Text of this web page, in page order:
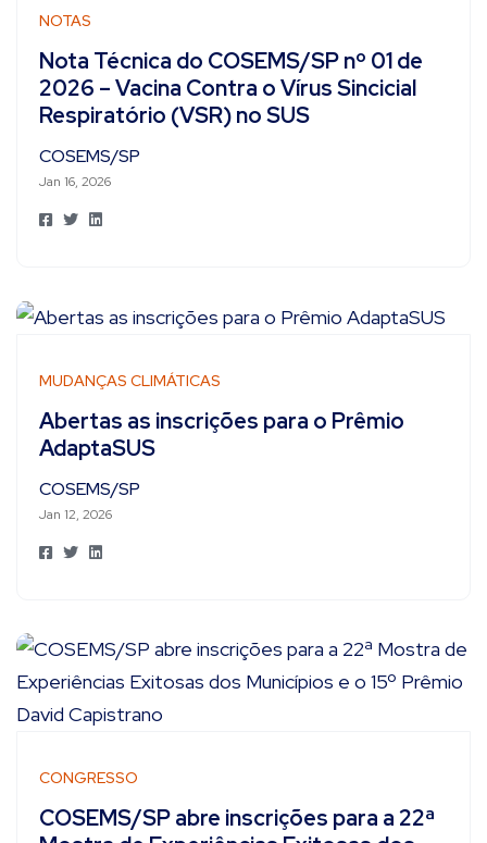
NOTAS
Nota Técnica do COSEMS/SP nº 01 de
2026 – Vacina Contra o Vírus Sincicial
Respiratório (VSR) no SUS
COSEMS/SP
Jan 16, 2026
MUDANÇAS CLIMÁTICAS
Abertas as inscrições para o Prêmio
AdaptaSUS
COSEMS/SP
Jan 12, 2026
CONGRESSO
COSEMS/SP abre inscrições para a 22ª